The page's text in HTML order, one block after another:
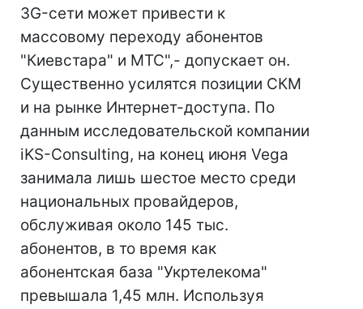
3G-сети может привести к
массовому переходу абонентов
"Киевстара" и МТС",- допускает он.
Существенно усилятся позиции СКМ
и на рынке Интернет-доступа. По
данным исследовательской компании
iKS-Consulting, на конец июня Vega
занимала лишь шестое место среди
национальных провайдеров,
обслуживая около 145 тыс.
абонентов, в то время как
абонентская база "Укртелекома"
превышала 1,45 млн. Используя